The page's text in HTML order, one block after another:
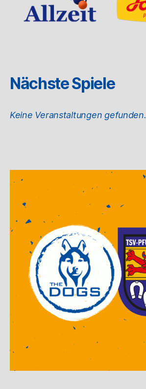
Nächste Spiele
Keine Veranstaltungen gefunden.